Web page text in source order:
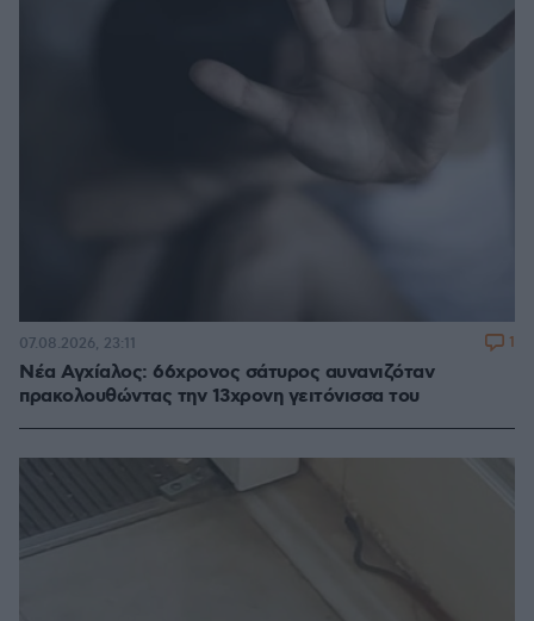
Νέα Αγχίαλος: 66χρονος σάτυρος αυνανιζόταν
πρακολουθώντας την 13χρονη γειτόνισσα του
07.08.2026, 23:11 1